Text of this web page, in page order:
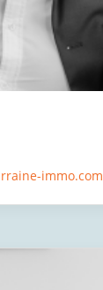
immo.com